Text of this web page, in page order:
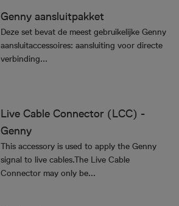
Genny aansluitpakket
Deze set bevat de meest gebruikelijke Genny
aansluitaccessoires: aansluiting voor directe
verbinding...
Live Cable Connector (LCC) -
Genny
This accessory is used to apply the Genny
signal to live cables.The Live Cable
Connector may only be...